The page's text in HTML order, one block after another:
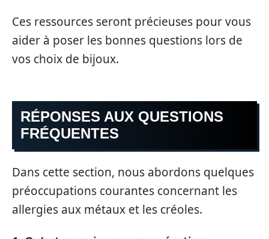
Ces ressources seront précieuses pour vous
aider à poser les bonnes questions lors de
vos choix de bijoux.
RÉPONSES AUX QUESTIONS
FRÉQUENTES
Dans cette section, nous abordons quelques
préoccupations courantes concernant les
allergies aux métaux et les créoles.